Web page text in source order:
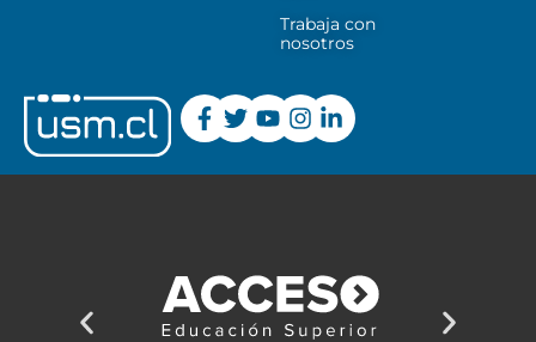
Trabaja con
nosotros